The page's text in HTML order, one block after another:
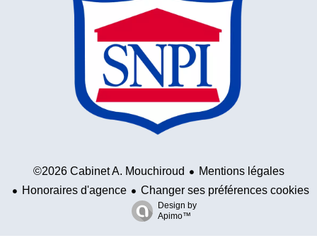
©2026 Cabinet A. Mouchiroud
Mentions légales
Honoraires d'agence
Changer ses préférences cookies
Design by
Apimo™